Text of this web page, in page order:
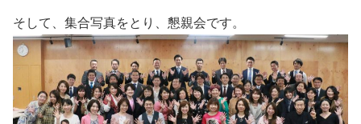
そして、集合写真をとり、懇親会です。